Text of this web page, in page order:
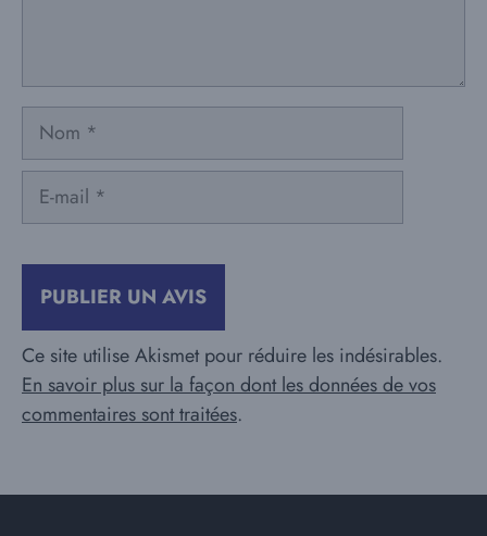
Nom
mail
Ce site utilise Akismet pour réduire les indésirables.
En savoir plus sur la façon dont les données de vos
commentaires sont traitées.